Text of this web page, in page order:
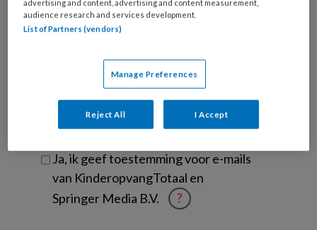
werk
je?
Untitled
Ontvang 2x per week de
Ontvang iedere zondag het
Management Kinderopvang
Weekoverzicht
Ja, ik geef toestemming voor e-mails
van KinderopvangTotaal en
Springer Media B.V.
?
advertising and content, advertising and content measurement,
audience research and services development.
List of Partners (vendors)
Manage Preferences
Reject All I Accept